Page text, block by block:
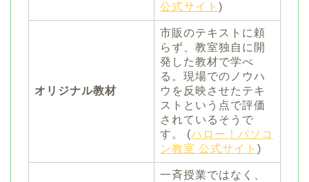
公式サイト )
オリジナル教材
市販のテキストに頼
らず、教室独自に開
発した教材で学べ
る。現場でのノウハ
ウを反映させたテキ
ストという点で評価
されているそうで
す。 (ハロー！パソコ
ン教室 公式サイト )
一斉授業ではなく、